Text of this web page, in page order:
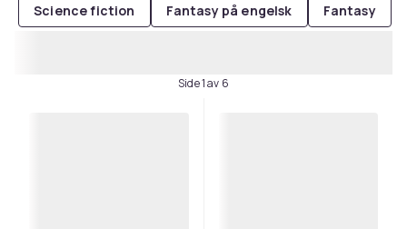
Science fiction Fantasy på engelsk Fantasy
Side 1 av 6